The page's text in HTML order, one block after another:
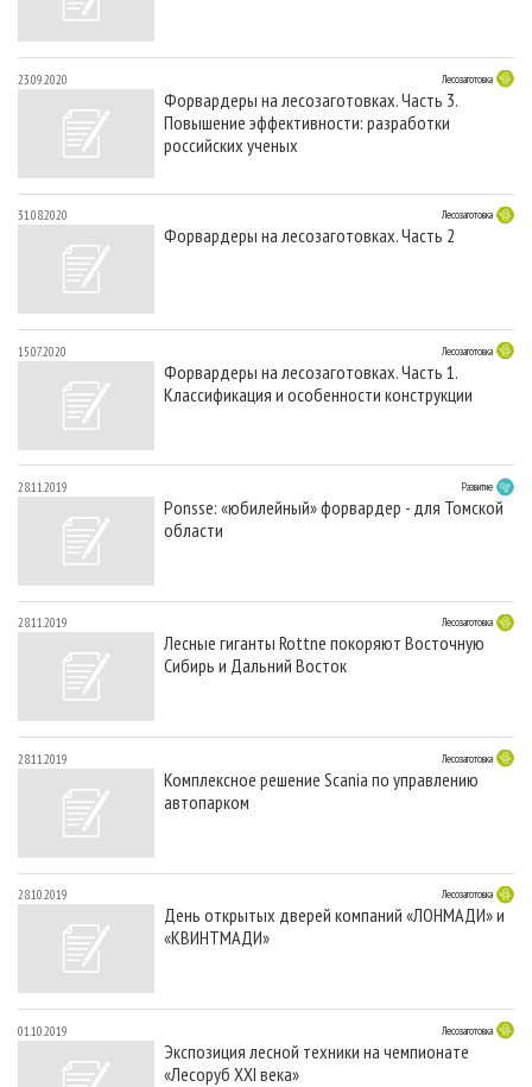
23.09.2020 Лесозаготовка
Форвардеры на лесозаготовках. Часть 3.
Повышение эффективности: разработки
российских ученых
31.08.2020 Лесозаготовка
Форвардеры на лесозаготовках. Часть 2
15.07.2020 Лесозаготовка
Форвардеры на лесозаготовках. Часть 1.
Классификация и особенности конструкции
28.11.2019 Развитие
Ponsse: «юбилейный» форвардер - для Томской
области
28.11.2019 Лесозаготовка
Лесные гиганты Rottne покоряют Восточную
Сибирь и Дальний Восток
28.11.2019 Лесозаготовка
Комплексное решение Scania по управлению
автопарком
28.10.2019 Лесозаготовка
День открытых дверей компаний «ЛОНМАДИ» и
«КВИНТМАДИ»
01.10.2019 Лесозаготовка
Экспозиция лесной техники на чемпионате
«Лесоруб XXI века»